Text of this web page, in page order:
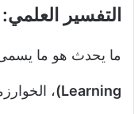
التفسير
ما يحدث هو ما
Learning) ،